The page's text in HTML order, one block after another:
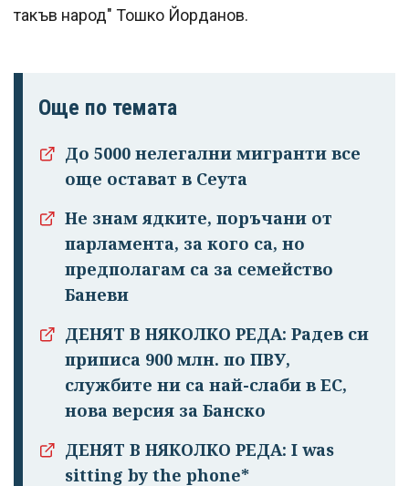
такъв народ" Тошко Йорданов.
Още по темата
До 5000 нелегални мигранти все
още остават в Сеута
Не знам ядките, поръчани от
парламента, за кого са, но
предполагам са за семейство
Баневи
ДЕНЯТ В НЯКОЛКО РЕДА: Радев си
приписа 900 млн. по ПВУ,
службите ни са най-слаби в ЕС,
нова версия за Банско
ДЕНЯТ В НЯКОЛКО РЕДА: I was
sitting by the phone*